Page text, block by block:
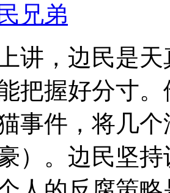
兄弟
讲，边民是
把握好分寸
事件，将几
）。边民坚